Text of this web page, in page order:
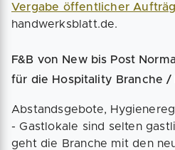
Vergabe öffentlicher
handwerksblatt.de.
F&B von New bis Post
für die Hospitality Branche /
Abstandsgebote,
- Gastlokale sind selten
geht die Branche mit den